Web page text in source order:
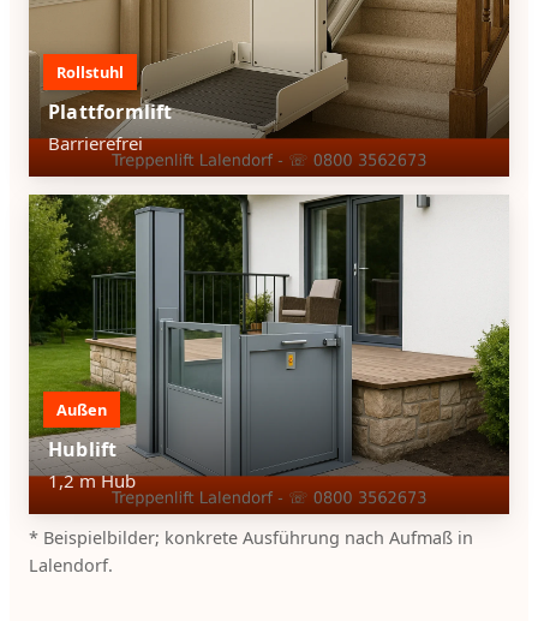
Rollstuhl
Plattformlift
Barrierefrei
Außen
Hublift
1,2 m Hub
* Beispielbilder; konkrete Ausführung nach Aufmaß in
Lalendorf.